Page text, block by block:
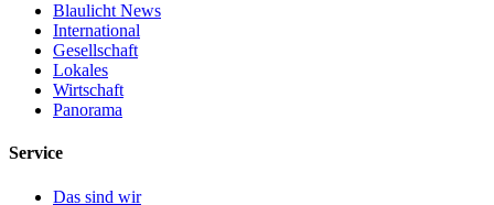
Blaulicht News
International
Gesellschaft
Lokales
Wirtschaft
Panorama
Service
Das sind wir